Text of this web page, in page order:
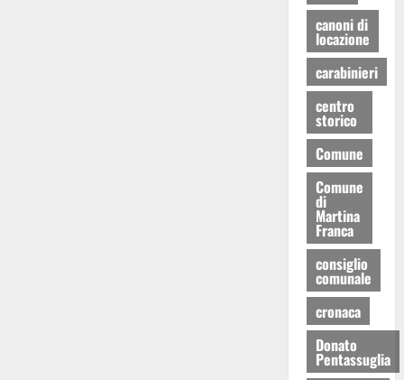
canoni di
locazione
carabinieri
centro
storico
Comune
Comune
di
Martina
Franca
consiglio
comunale
cronaca
Donato
Pentassuglia